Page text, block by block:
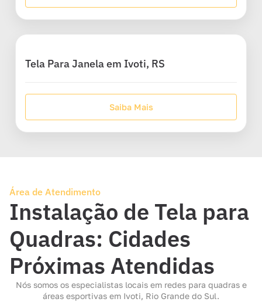
Tela Para Janela em Ivoti, RS
Saiba Mais
Área de Atendimento
Instalação de Tela para
Quadras: Cidades
Próximas Atendidas
Nós somos os especialistas locais em redes para quadras e
áreas esportivas em Ivoti, Rio Grande do Sul.